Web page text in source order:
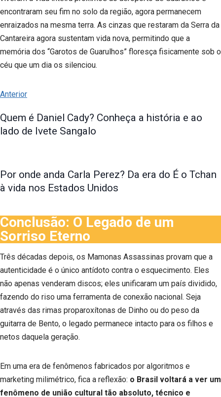
encontraram seu fim no solo da região, agora permanecem
enraizados na mesma terra. As cinzas que restaram da Serra da
Cantareira agora sustentam vida nova, permitindo que a
memória dos “Garotos de Guarulhos” floresça fisicamente sob o
céu que um dia os silenciou.
Anterior
Quem é Daniel Cady? Conheça a história e ao
lado de Ivete Sangalo
Por onde anda Carla Perez? Da era do É o Tchan
à vida nos Estados Unidos
Conclusão: O Legado de um
Sorriso Eterno
Três décadas depois, os Mamonas Assassinas provam que a
autenticidade é o único antídoto contra o esquecimento. Eles
não apenas venderam discos; eles unificaram um país dividido,
fazendo do riso uma ferramenta de conexão nacional. Seja
através das rimas proparoxítonas de Dinho ou do peso da
guitarra de Bento, o legado permanece intacto para os filhos e
netos daquela geração.
Em uma era de fenômenos fabricados por algoritmos e
marketing milimétrico, fica a reflexão: o Brasil voltará a ver um
fenômeno de união cultural tão absoluto, técnico e